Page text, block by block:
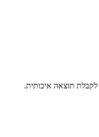
לקבלת תוצאה איכותית.